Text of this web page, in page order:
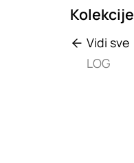
Kolekcije
Vidi sve
LOG